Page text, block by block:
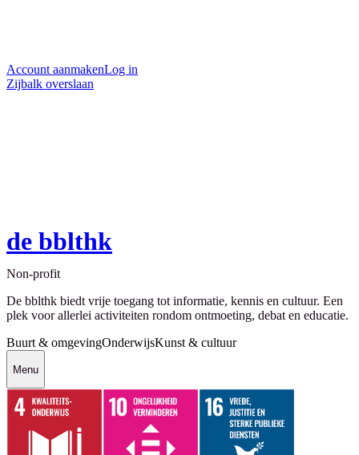
Account aanmakenLog in
Zijbalk overslaan
de bblthk
Non-profit
De bblthk biedt vrije toegang tot informatie, kennis en cultuur. Een
plek voor allerlei activiteiten rondom ontmoeting, debat en educatie.
Buurt & omgevingOnderwijsKunst & cultuur
Menu